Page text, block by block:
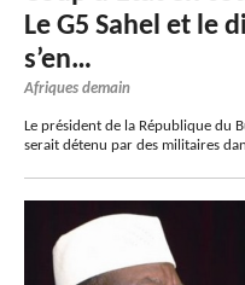
Le G5 Sahel et le
s’en…
Afriques demain
Le président de la République du
serait détenu par des militaires